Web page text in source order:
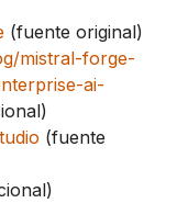
(fuente original)
mistral-forge-
ai-
(fuente